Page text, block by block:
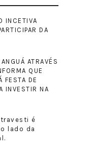
INCETIVA
DA
ATRAVÉS
QUE
FESTA DE
INVESTIR NA
é
lado da